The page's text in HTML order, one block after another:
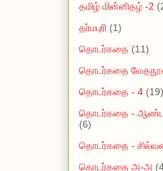
தமிழ் மின்னிதழ் -2
தர்மபுரி (1)
தொடர்கதை (11)
தொடர்கதை
தொடர்கதை - 4 (19)
தொடர்கதை -
(6)
தொடர்கதை -
தொடர்கதை அ-அ